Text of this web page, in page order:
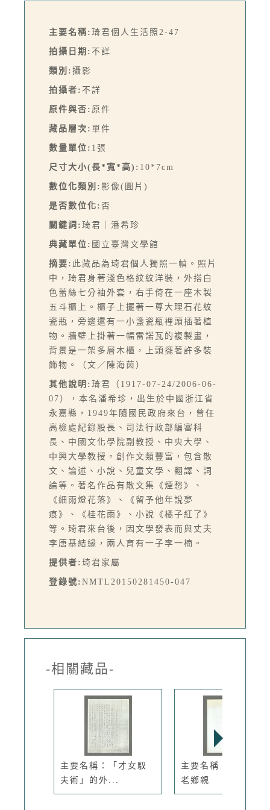
主要名稱: 琦君個人生活照2-47
拍攝日期: 不詳
類別: 攝影
拍攝者: 不詳
原件與否: 原件
藏品層次: 單件
數量單位: 1張
尺寸大小(長*寬*高): 10*7cm
數位化類別: 影像(圖片)
是否數位化: 否
關鍵詞: 琦君｜潘希珍
典藏單位: 國立臺灣文學館
摘要: 此藏品為琦君個人獨照一幀。照片
中，琦君身著淺色格紋紋洋裝，外搭白
色蕾絲七分袖外套，右手倚在一座木製
五斗櫃上。櫃子上擺著一尊大理石花紋
瓷瓶，旁邊還有一小盞瓷瓶裡頭插著植
物。牆壁上掛著一幅雷諾瓦的複製畫，
背景是一架多層木櫃，上頭擺著許多裝
飾物。（文／陳海茵）
其他說明: 琦君（1917-07-24/2006-06-
07），本名潘希珍，出生於中國浙江省
永嘉縣，1949年隨國民政府來台，曾任
高檢處紀錄股長、司法行政部編審科
長、中國文化學院副教授、中央大學、
中興大學教授。創作文類豐富，包含散
文、論述、小說、兒童文學、翻譯、詞
論等。著名作品有散文集《煙愁》、
《細雨燈花落》、《留予他年說夢
痕》、《桂花雨》、小說《橘子紅了》
等。琦君來台後，因文學發表而與丈夫
李唐基結緣，兩人育有一子李一楠。
提供者: 琦君家屬
登錄號: NMTL20150281450-047
-相關藏品-
主要名稱：「才女馭
夫術」的外...
主要名稱：我們都是
老鄉親